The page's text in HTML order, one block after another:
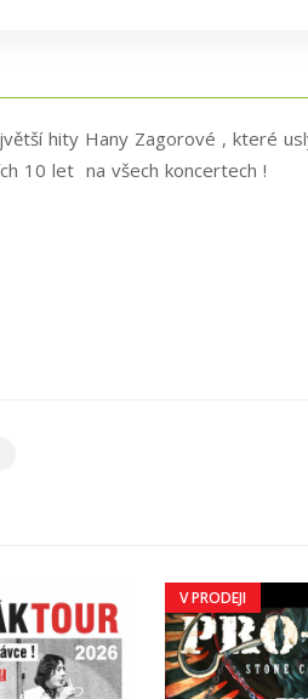
hity Hany Zagorové , které
10 let na všech koncertech !
V PRODEJI